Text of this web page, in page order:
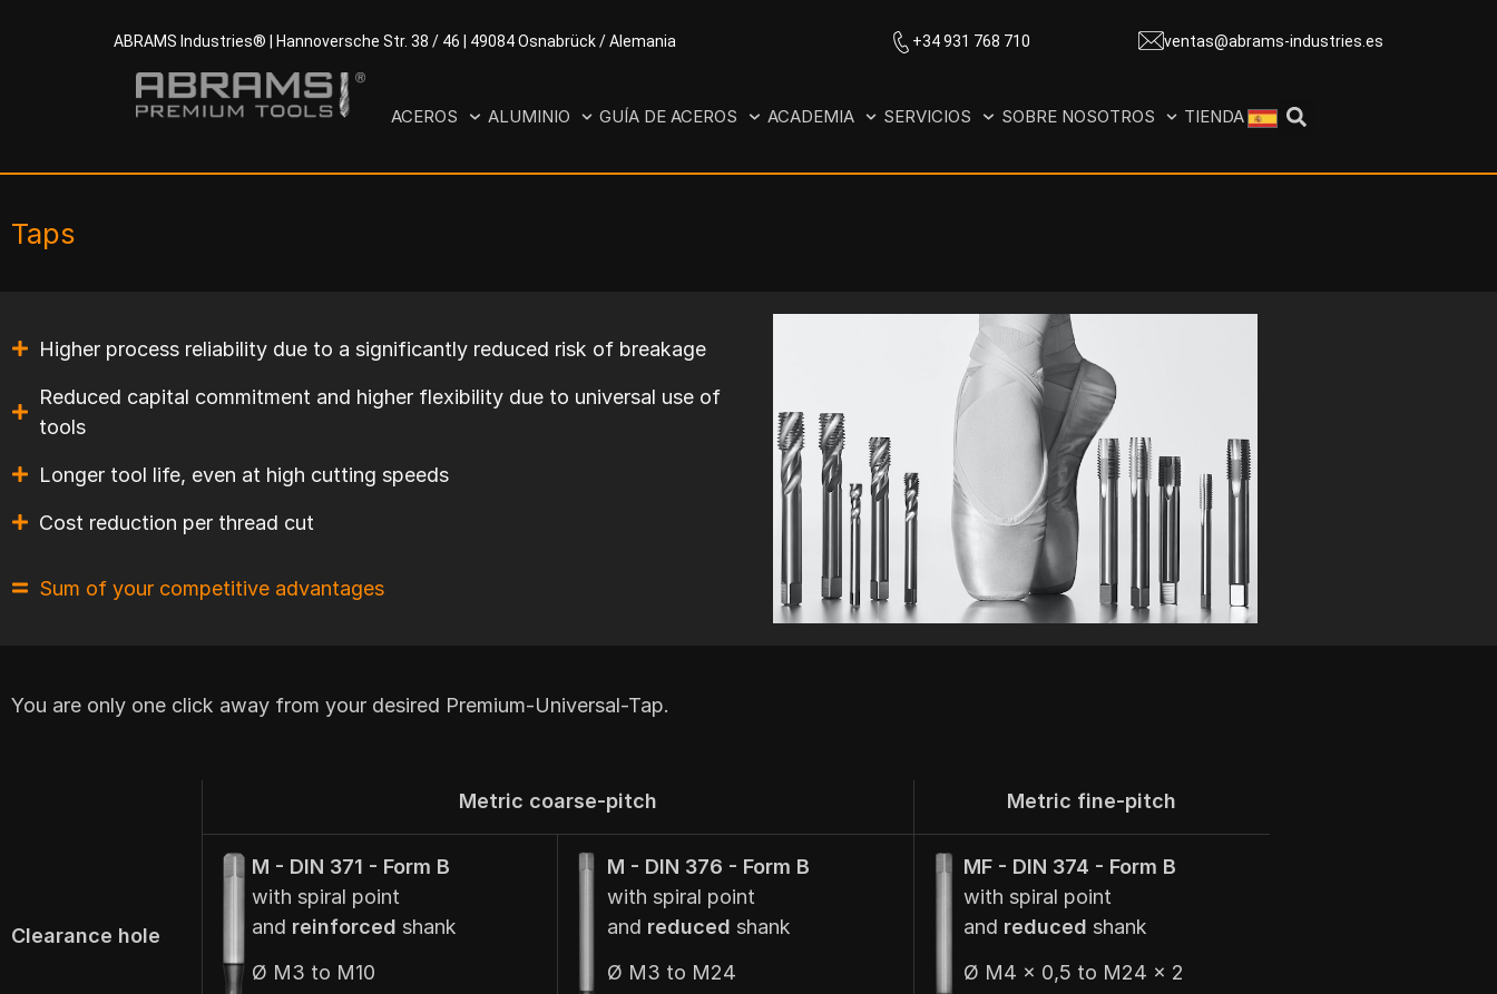
ABRAMS Industries® | Hannoversche Str. 38 / 46 | 49084 Osnabrück / Alemania +34 931 768 710 ventas@abrams-industries.es
ACEROS ALUMINIO GUÍA DE ACEROS ACADEMIA SERVICIOS SOBRE NOSOTROS TIENDA
Taps
Higher process reliability due to a significantly reduced risk of breakage
Reduced capital commitment and higher flexibility due to universal use of
tools
Longer tool life, even at high cutting speeds
Cost reduction per thread cut
Sum of your competitive advantages
You are only one click away from your desired Premium-Universal-Tap.
Clearance hole
Metric coarse-pitch
M - DIN 371 - Form B
with spiral point
and reinforced shank
Ø M3 to M10
M - DIN 376 - Form B
with spiral point
and reduced shank
Ø M3 to M24
Metric fine-pitch
MF - DIN 374 - Form B
with spiral point
and reduced shank
Ø M4 x 0,5 to M24 x 2